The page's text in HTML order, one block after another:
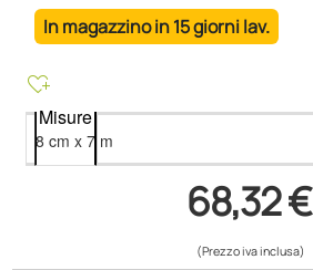
In magazzino in 15 giorni lav.
heart_plus
Misure
68,32 €
(Prezzo iva inclusa)